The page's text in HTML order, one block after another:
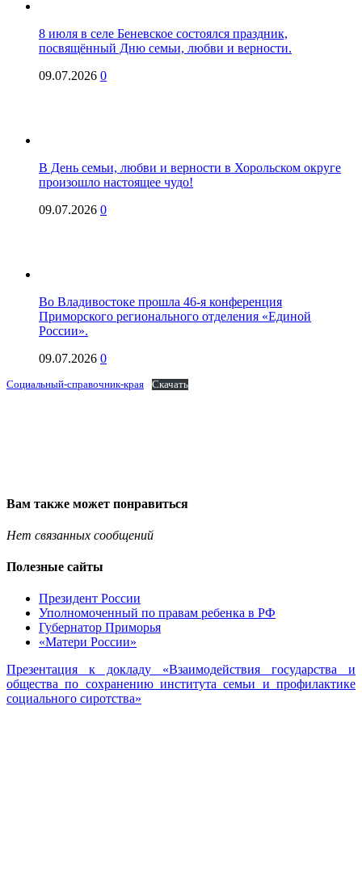
8 июля в селе Беневское состоялся праздник,
посвящённый Дню семьи, любви и верности.
09.07.2026 0
В День семьи, любви и верности в Хорольском округе
произошло настоящее чудо!
09.07.2026 0
Во Владивостоке прошла 46-я конференция
Приморского регионального отделения «Единой
России».
09.07.2026 0
Социальный-справочник-края Скачать
Вам также может понравиться
Нет связанных сообщений
Полезные сайты
Президент России
Уполномоченный по правам ребенка в РФ
Губернатор Приморья
«Матери России»
Презентация к докладу «Взаимодействия государства и
общества по сохранению института семьи и профилактике
социального сиротства»